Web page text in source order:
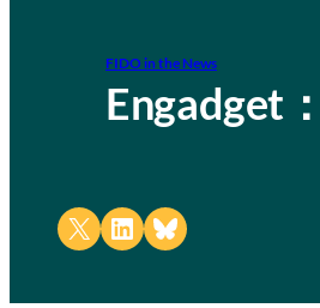
FIDO in the News
Engadget
Share on X Share on LinkedIn
Share on Bluesky